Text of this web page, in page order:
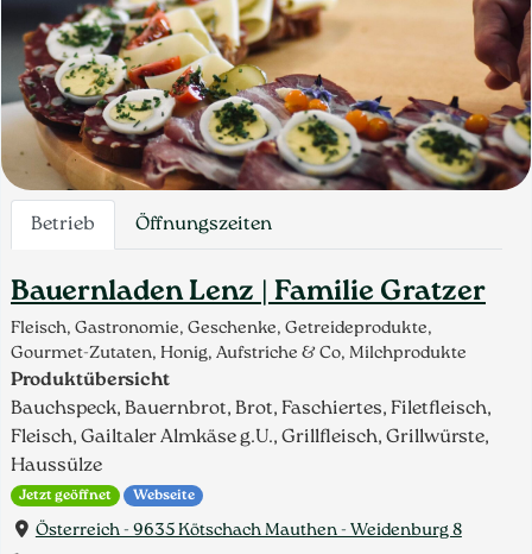
Betrieb Öffnungszeiten
Bauernladen Lenz | Familie Gratzer
Fleisch, Gastronomie, Geschenke, Getreideprodukte,
Gourmet-Zutaten, Honig, Aufstriche & Co, Milchprodukte
Produktübersicht
Bauchspeck, Bauernbrot, Brot, Faschiertes, Filetfleisch,
Fleisch, Gailtaler Almkäse g.U., Grillfleisch, Grillwürste,
Haussülze
Jetzt geöffnet Webseite
Österreich - 9635 Kötschach Mauthen - Weidenburg 8